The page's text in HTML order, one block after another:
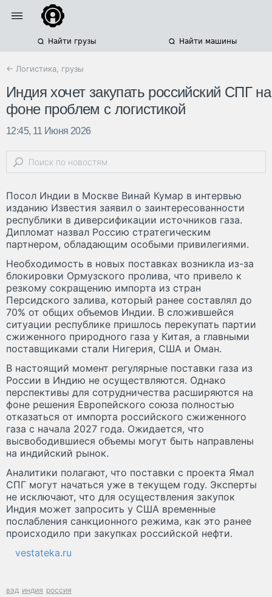
Найти грузы Найти машины
← Логистика, грузы
Индия хочет закупать российский СПГ на
фоне проблем с логистикой
12:45, 11 Июня 2026
Посол Индии в Москве Винай Кумар в интервью
изданию Известия заявил о заинтересованности
республики в диверсификации источников газа.
Дипломат назвал Россию стратегическим
партнером, обладающим особыми привилегиями.
Необходимость в новых поставках возникла из-за
блокировки Ормузского пролива, что привело к
резкому сокращению импорта из стран
Персидского залива, который ранее составлял до
70% от общих объемов Индии. В сложившейся
ситуации республике пришлось перекупать партии
сжиженного природного газа у Китая, а главными
поставщиками стали Нигерия, США и Оман.
В настоящий момент регулярные поставки газа из
России в Индию не осуществляются. Однако
перспективы для сотрудничества расширяются на
фоне решения Европейского союза полностью
отказаться от импорта российского сжиженного
газа с начала 2027 года. Ожидается, что
высвободившиеся объемы могут быть направлены
на индийский рынок.
Аналитики полагают, что поставки с проекта Ямал
СПГ могут начаться уже в текущем году. Эксперты
не исключают, что для осуществления закупок
Индия может запросить у США временные
послабления санкционного режима, как это ранее
происходило при закупках российской нефти.
vestateka.ru
вэд индия россия